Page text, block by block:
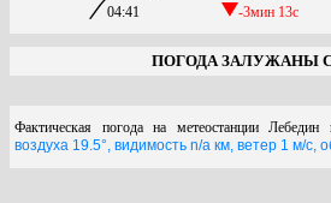
04:41
-3мин 13c
ПОГОДА ЗАЛУЖАНЫ
Фактическая погода на метеостанции
воздуха 19.5°, видимость n/a км, ветер 1 м/с,